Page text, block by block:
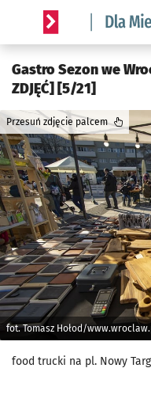
Serwis informacyjny
Gastro Sezon we
ZDJĘĆ] [5/21]
fot. Tomasz Hołod/
Przesuń zdjęcie palcem
food trucki na pl. Nowy